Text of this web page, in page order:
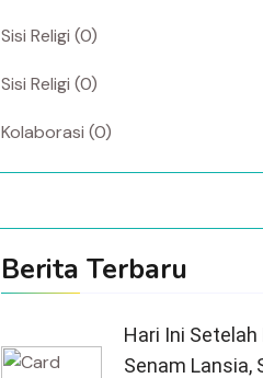
Sisi Religi (0)
Sisi Religi (0)
Kolaborasi (0)
Berita Terbaru
Hari Ini
Senam Lansia,